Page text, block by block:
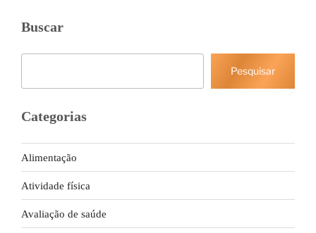
Buscar
Pesquisar
Categorias
Alimentação
Atividade física
Avaliação de saúde